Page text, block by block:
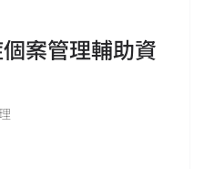
案管理輔助資